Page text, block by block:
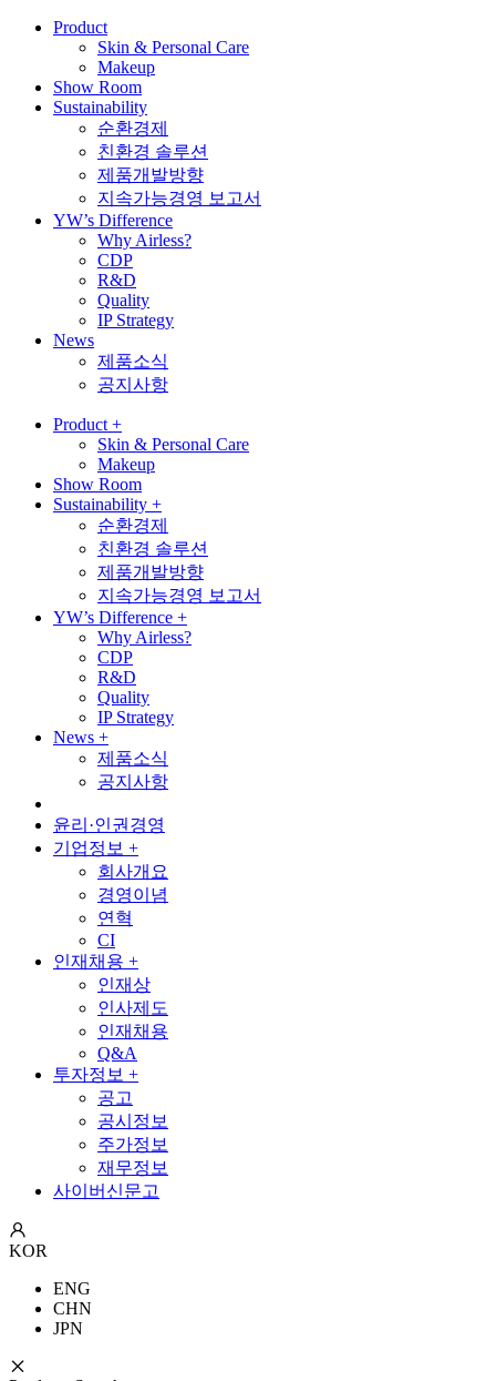
Product
Skin & Personal Care
Makeup
Show Room
Sustainability
순환경제
친환경 솔루션
제품개발방향
지속가능경영 보고서
YW’s Difference
Why Airless?
CDP
R&D
Quality
IP Strategy
News
제품소식
공지사항
Product +
Skin & Personal Care
Makeup
Show Room
Sustainability +
순환경제
친환경 솔루션
제품개발방향
지속가능경영 보고서
YW’s Difference +
Why Airless?
CDP
R&D
Quality
IP Strategy
News +
제품소식
공지사항
윤리·인권경영
기업정보 +
회사개요
경영이념
연혁
CI
인재채용 +
인재상
인사제도
인재채용
Q&A
투자정보 +
공고
공시정보
주가정보
재무정보
사이버신문고
KOR
ENG
CHN
JPN